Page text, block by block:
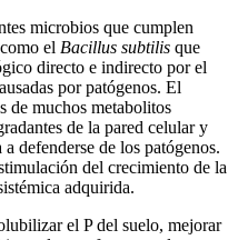
microbios que cumplen
el Bacillus subtilis que
directo e indirecto por el
por patógenos. El
de muchos metabolitos
de la pared celular y
defenderse de los patógenos.
del crecimiento de la
adquirida.
el P del suelo, mejorar